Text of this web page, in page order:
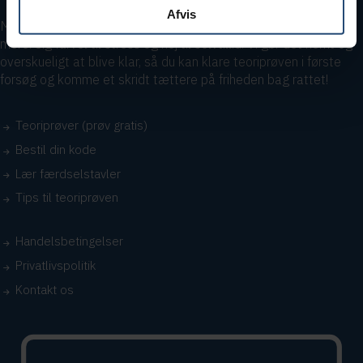
Afvis
Med vores teoritest kan du øve lige så meget, du vil – og lidt
mere. Sig farvel til stress og hej til selvtillid. Vi gør det nemt og
overskueligt at blive klar, så du kan klare teoriprøven i første
forsøg og komme et skridt tættere på friheden bag rattet!
Teoriprøver (prøv gratis)
Bestil din kode
Lær færdselstavler
Tips til teoriprøven
Handelsbetingelser
Privatlivspolitik
Kontakt os